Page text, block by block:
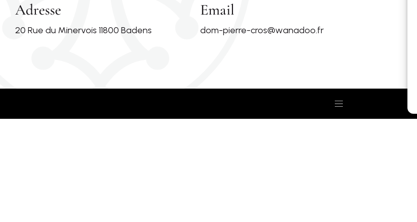
Adresse
20 Rue du Minervois 11800 Badens
Email
dom-pierre-cros@wanadoo.fr